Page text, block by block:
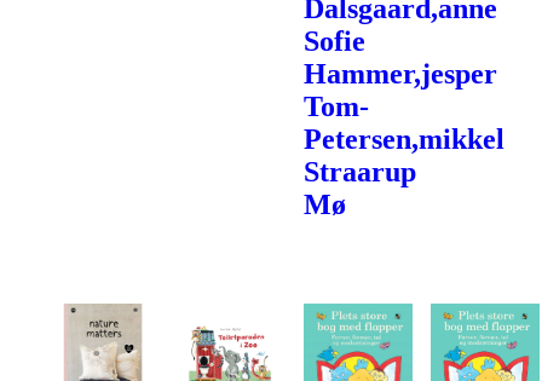
Dalsgaard,anne
Sofie
Hammer,jesper
Tom-
Petersen,mikkel
Straarup
Mø